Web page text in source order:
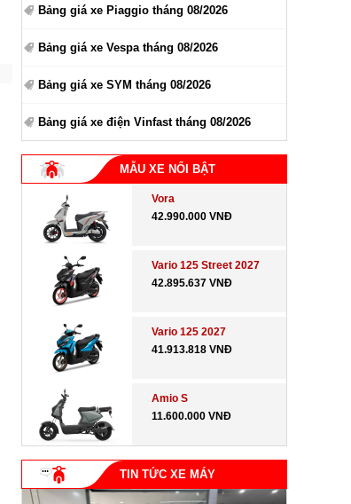
Bảng giá xe Piaggio tháng 08/2026
Bảng giá xe Vespa tháng 08/2026
Bảng giá xe SYM tháng 08/2026
Bảng giá xe điện Vinfast tháng 08/2026
MẪU XE NỔI BẬT
Vora
42.990.000 VNĐ
Vario 125 Street 2027
42.895.637 VNĐ
Vario 125 2027
41.913.818 VNĐ
Amio S
11.600.000 VNĐ
TIN TỨC XE MÁY